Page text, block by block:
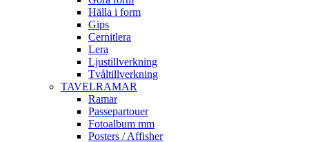
Hälla i form
Gips
Cernitlera
Lera
Ljustillverkning
Tvåltillverkning
TAVELRAMAR
Ramar
Passepartouer
Fotoalbum mm
Posters / Affisher